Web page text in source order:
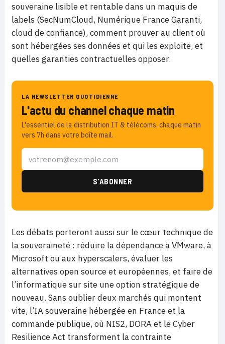
souveraine lisible et rentable dans un maquis de
labels (SecNumCloud, Numérique France Garanti,
cloud de confiance), comment prouver au client où
sont hébergées ses données et qui les exploite, et
quelles garanties contractuelles opposer.
LA NEWSLETTER QUOTIDIENNE
L'actu du channel chaque matin
L'essentiel de la distribution IT & télécoms, chaque matin
vers 7h dans votre boîte mail.
Les débats porteront aussi sur le cœur technique de
la souveraineté : réduire la dépendance à VMware, à
Microsoft ou aux hyperscalers, évaluer les
alternatives open source et européennes, et faire de
l’informatique sur site une option stratégique de
nouveau. Sans oublier deux marchés qui montent
vite, l’IA souveraine hébergée en France et la
commande publique, où NIS2, DORA et le Cyber
Resilience Act transforment la contrainte